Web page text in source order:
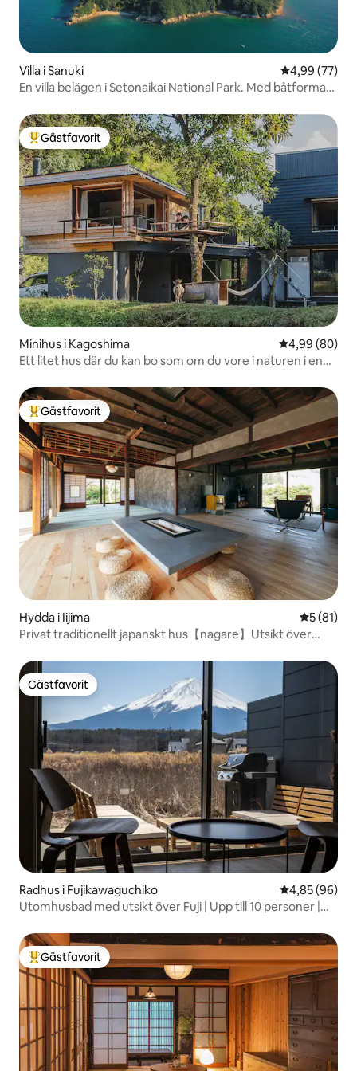
Villa i Sanuki 4,99 av 5 i
4,99 (77)
En villa belägen i Setonaikai National Park. Med båtformad
Populär gästfavorit
Gästfavorit
Minihus i Kagoshima 4,99 av 5 i
4,99 (80)
Ett litet hus där du kan bo som om du vore i naturen i en
Populär gästfavorit
Gästfavorit
Hydda i Iijima 5 av 5 i
5 (81)
Privat traditionellt japanskt hus【nagare】Utsikt över
Gästfavorit
Gästfavorit
Radhus i Fujikawaguchiko 4,85 av 5 i
4,85 (96)
Utomhusbad med utsikt över Fuji | Upp till 10 personer |
Populär gästfavorit
Gästfavorit